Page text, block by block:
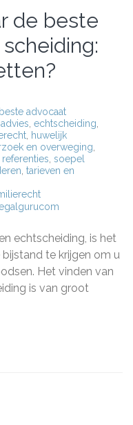
de beste
beste advocaat
echtscheiding
huwelijk
en overweging
referenties soepel
tarieven en
echtscheiding, is het
te krijgen om u
Het vinden van
is van groot